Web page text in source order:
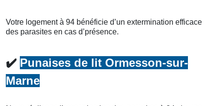
Votre logement à 94 bénéficie d’un extermination efficace
des parasites en cas d’présence.
✔️ Punaises de lit Ormesson-sur-
Marne